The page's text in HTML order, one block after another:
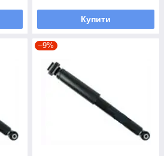
Купити
–9%